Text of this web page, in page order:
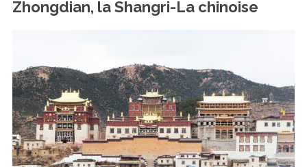
Zhongdian, la Shangri-La chinoise